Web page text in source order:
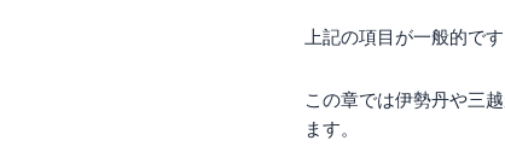
上記の項目が一般的です
この章では伊勢丹や三
ます。